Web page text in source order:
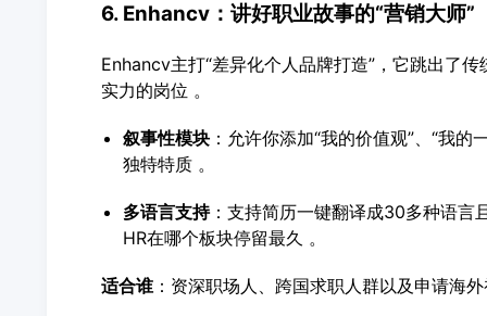
6. Enhancv：讲好职业故事的“营销大师”
Enhancv主打“差异化个人品牌打造”，它跳出了
实力的岗位 。
叙事性模块：允许你添加“我的价值观”、“我的
独特特质 。
多语言支持：支持简历一键翻译成30多种语言
HR在哪个板块停留最久 。
适合谁：资深职场人、跨国求职人群以及申请海